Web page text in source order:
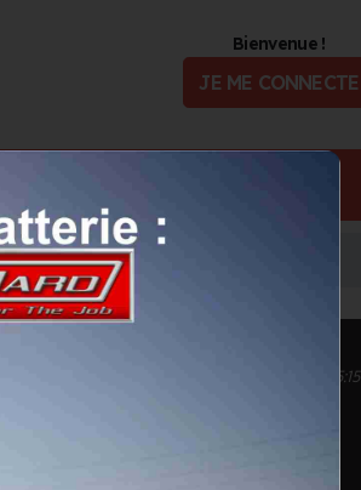
Bienvenue !
JE ME CONNECTE
Informations mises à jour le 12/11/2020 à 15:15